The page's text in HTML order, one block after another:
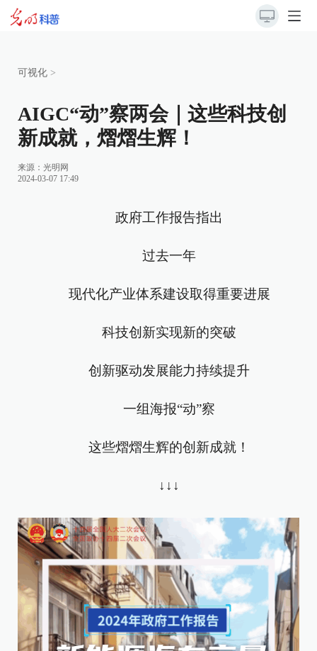
可视化 >
AIGC“动”察两会｜这些科技创
新成就，熠熠生辉！
来源： 光明网
2024-03-07 17:49
政府工作报告指出
过去一年
现代化产业体系建设取得重要进展
科技创新实现新的突破
创新驱动发展能力持续提升
一组海报“动”察
这些熠熠生辉的创新成就！
↓↓↓